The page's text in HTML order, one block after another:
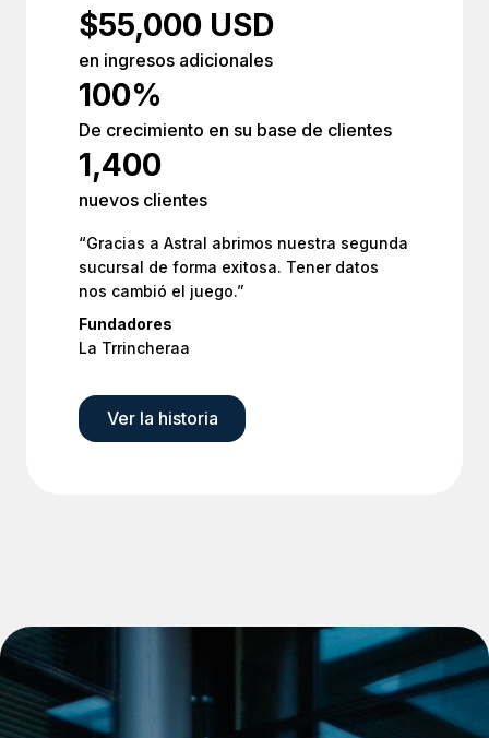
$55,000 USD
en ingresos adicionales
100%
De crecimiento en su base de clientes
1,400
nuevos clientes
“Gracias a Astral abrimos nuestra segunda
sucursal de forma exitosa. Tener datos
nos cambió el juego.”
Fundadores
La Trrincheraa
Ver la historia